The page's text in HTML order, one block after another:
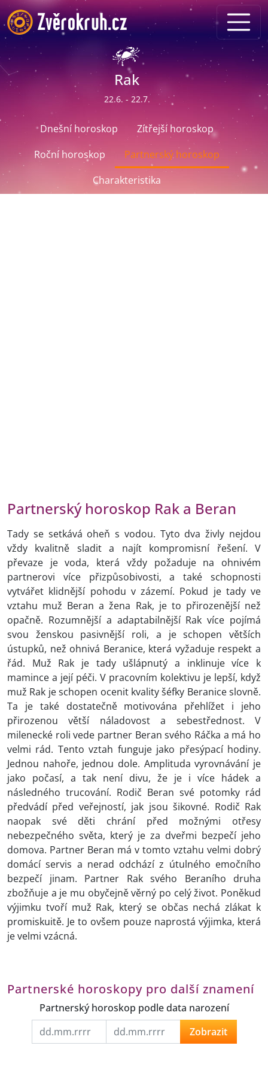
Rak
22.6. - 22.7.
Dnešní horoskop
Zítřejší horoskop
Roční horoskop
Partnerský horoskop
Charakteristika
Partnerský horoskop Rak a Beran
Tady se setkává oheň s vodou. Tyto dva živly nejdou
vždy kvalitně sladit a najít kompromisní řešení. V
převaze je voda, která vždy požaduje na ohnivém
partnerovi více přizpůsobivosti, a také schopnosti
vytvářet klidnější pohodu v zázemí. Pokud je tady ve
vztahu muž Beran a žena Rak, je to přirozenější než
opačně. Rozumnější a adaptabilnější Rak více pojímá
svou ženskou pasivnější roli, a je schopen větších
ústupků, než ohnivá Beranice, která vyžaduje respekt a
řád. Muž Rak je tady ušlápnutý a inklinuje více k
mamince a její péči. V pracovním kolektivu je lepší, když
muž Rak je schopen ocenit kvality šéfky Beranice slovně.
Ta je také dostatečně motivována přehlížet i jeho
přirozenou větší náladovost a sebestřednost. V
milenecké roli vede partner Beran svého Ráčka a má ho
velmi rád. Tento vztah funguje jako přesýpací hodiny.
Jednou nahoře, jednou dole. Amplituda vyrovnávání je
jako počasí, a tak není divu, že je i více hádek a
následného trucování. Rodič Beran své potomky rád
předvádí před veřejností, jak jsou šikovné. Rodič Rak
naopak své děti chrání před možnými otřesy
nebezpečného světa, který je za dveřmi bezpečí jeho
domova. Partner Beran má v tomto vztahu velmi dobrý
domácí servis a nerad odchází z útulného emočního
bezpečí jinam. Partner Rak svého Beraního druha
zbožňuje a je mu obyčejně věrný po celý život. Poněkud
výjimku tvoří muž Rak, který se občas nechá zlákat k
promiskuitě. Je to ovšem pouze naprostá výjimka, která
je velmi vzácná.
Partnerské horoskopy pro další znamení
Partnerský horoskop podle data narození
Zobrazit